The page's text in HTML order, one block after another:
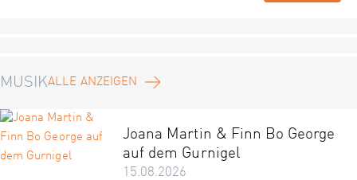
MUSIKALLE ANZEIGEN
Joana Martin & Finn Bo George
auf dem Gurnigel
15.08.2026